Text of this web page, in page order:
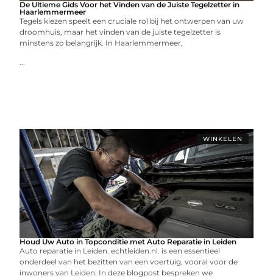
De Ultieme Gids Voor het Vinden van de Juiste Tegelzetter in
Haarlemmermeer
Tegels kiezen speelt een cruciale rol bij het ontwerpen van uw
droomhuis, maar het vinden van de juiste tegelzetter is
minstens zo belangrijk. In Haarlemmermeer,
...
WINKELEN
Houd Uw Auto in Topconditie met Auto Reparatie in Leiden
Auto reparatie in Leiden. echtleiden.nl. is een essentieel
onderdeel van het bezitten van een voertuig, vooral voor de
inwoners van Leiden. In deze blogpost bespreken we